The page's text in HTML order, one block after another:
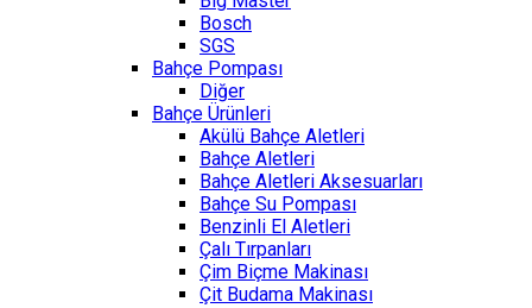
Bosch
SGS
Bahçe Pompası
Diğer
Bahçe Ürünleri
Akülü Bahçe Aletleri
Bahçe Aletleri
Bahçe Aletleri Aksesuarları
Bahçe Su Pompası
Benzinli El Aletleri
Çalı Tırpanları
Çim Biçme Makinası
Çit Budama Makinası